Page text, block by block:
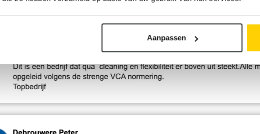
Aanpassen